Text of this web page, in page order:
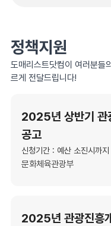
정책지원
도매리스트닷컴이 여러분들
르게 전달드립니다!
2025년 상반기 관
공고
신청기간 : 예산 소진시까지
문화체육관광부
2025년 관광진흥